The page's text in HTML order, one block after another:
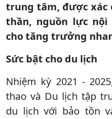
trung tâm, được xác
thần, nguồn lực
cho tăng trưởng
Sức bật cho du lịch
Nhiệm kỳ 2021 -
thao và Du lịch tập
du lịch với bảo tồn